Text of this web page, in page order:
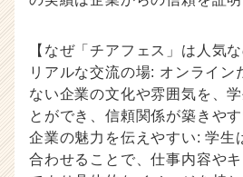
ら
ス
カ
ウ
ト
が
届
【なぜ「チアフェス」は人気な
リアルな交流の場: オンライン
ない企業の文化や雰囲気を、
とができ、信頼関係が築きやす
企業の魅力を伝えやすい: 学生
合わせることで、仕事内容や